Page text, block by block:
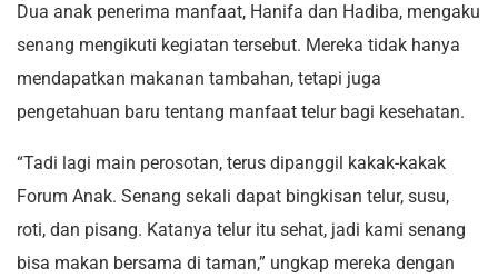
Dua anak penerima manfaat, Hanifa dan Hadiba, mengaku
senang mengikuti kegiatan tersebut. Mereka tidak hanya
mendapatkan makanan tambahan, tetapi juga
pengetahuan baru tentang manfaat telur bagi kesehatan.
“Tadi lagi main perosotan, terus dipanggil kakak-kakak
Forum Anak. Senang sekali dapat bingkisan telur, susu,
roti, dan pisang. Katanya telur itu sehat, jadi kami senang
bisa makan bersama di taman,” ungkap mereka dengan